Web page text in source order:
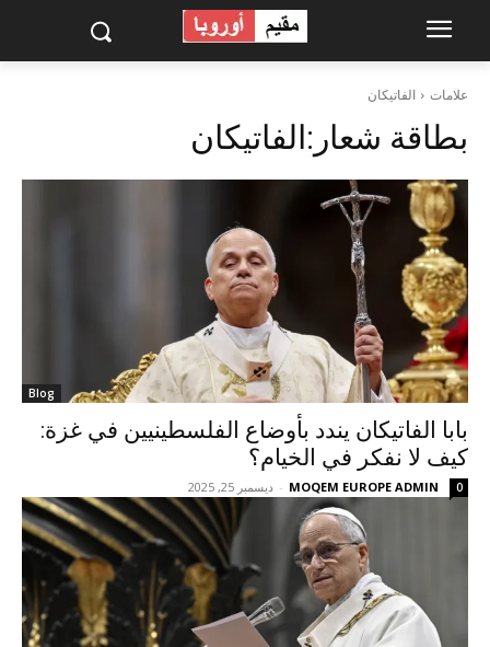
علامات الفاتيكان
بطاقة شعار:الفاتيكان
Blog
بابا الفاتيكان يندد بأوضاع الفلسطينيين في غزة:
كيف لا نفكر في الخيام؟
MOQEM EUROPE ADMIN
- ديسمبر 25, 2025 0